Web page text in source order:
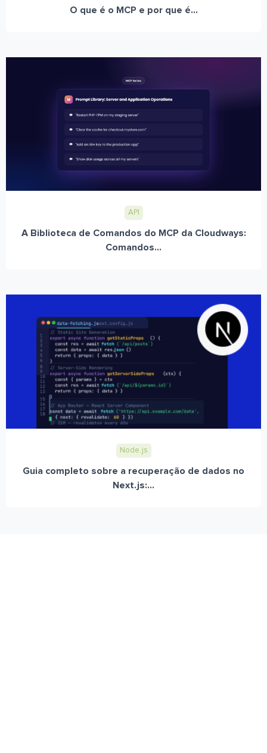
O que é o MCP e por que é...
API
A Biblioteca de Comandos do MCP da Cloudways:
Comandos...
Node.js
Guia completo sobre a recuperação de dados no
Next.js:...